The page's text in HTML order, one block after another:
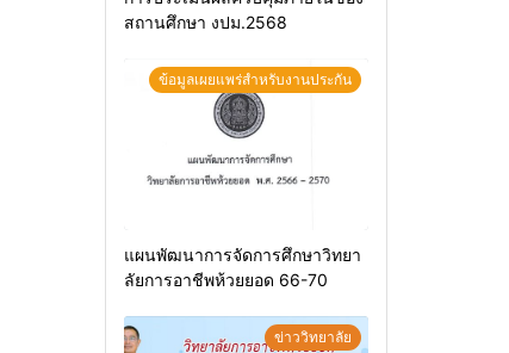
สถานศึกษา งปม.2568
ข้อมูลเผยแพร่สำหรับงานประกัน
แผนพัฒนาการจัดการศึกษาวิทยา
ลัยการอาชีพห้วยยอด 66-70
ข่าววิทยาลัย